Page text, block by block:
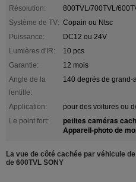
Résolution:
800TVL/700TVL/
Système de TV: Copain ou Ntsc
Puissance:
DC12 ou 24V
Lumières d'IR:
10 pcs
Garantie:
12 mois
Angle de la
lentille:
140 degrés de grand-
Application:
pour des voitures ou
Le point fort:
petites caméras
Appareil-photo de
La vue de côté cachée par véhicule
de 600TVL SONY